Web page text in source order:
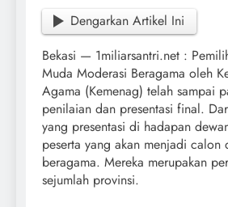
Dengarkan Artikel Ini
Bekasi — 1miliarsantri.net :
Muda Moderasi Beragama oleh
Agama (Kemenag) telah sampai
penilaian dan presentasi final.
yang presentasi di hadapan
peserta yang akan menjadi calon
beragama. Mereka merupakan
sejumlah provinsi.